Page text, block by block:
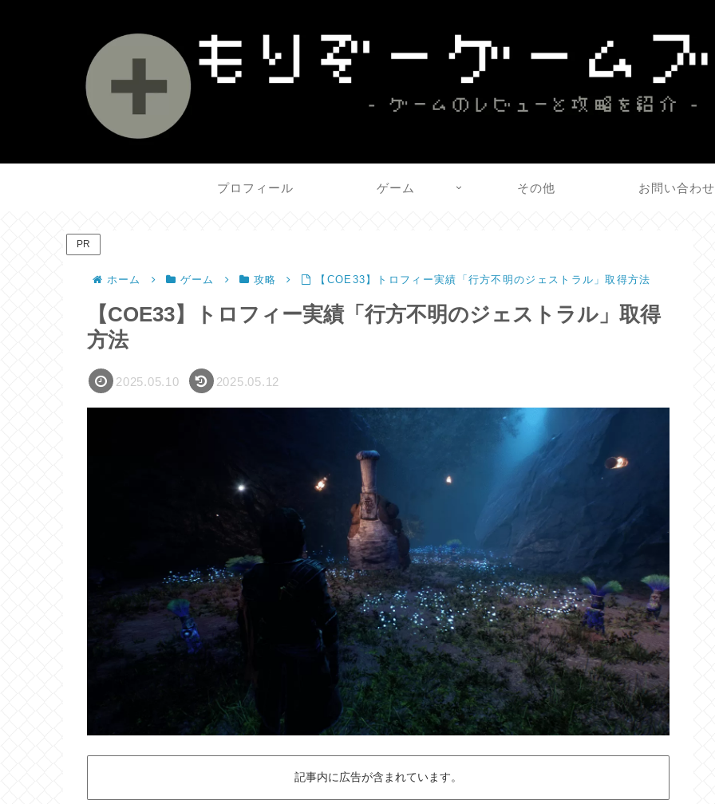
プロフィール ゲーム その他 お問い合わせ
PR
ホーム ゲーム 攻略 【COE33】トロフィー実績「行方不明のジェストラル」取得方法
【COE33】トロフィー実績「行方不明のジェストラル」取得
方法
2025.05.10 2025.05.12
記事内に広告が含まれています。